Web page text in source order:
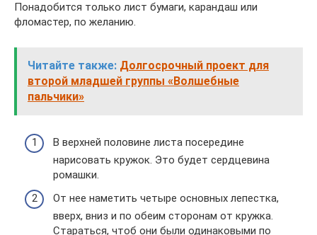
Понадобится только лист бумаги, карандаш или
фломастер, по желанию.
Читайте также: Долгосрочный проект для
второй младшей группы «Волшебные
пальчики»
В верхней половине листа посередине
нарисовать кружок. Это будет сердцевина
ромашки.
От нее наметить четыре основных лепестка,
вверх, вниз и по обеим сторонам от кружка.
Стараться, чтоб они были одинаковыми по